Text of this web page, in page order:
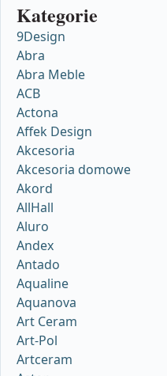
Kategorie
9Design
Abra
Abra Meble
ACB
Actona
Affek Design
Akcesoria
Akcesoria domowe
Akord
AllHall
Aluro
Andex
Antado
Aqualine
Aquanova
Art Ceram
Art-Pol
Artceram